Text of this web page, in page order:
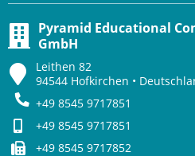
Pyramid Educational
GmbH
Leithen 82
94544 Hofkirchen •
+49 8545 9717851
+49 8545 9717851
+49 8545 9717852